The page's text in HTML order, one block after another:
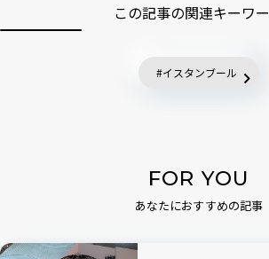
この記事の関連キーワ
イスタンブール
FOR YOU
あなたにおすすめの記事